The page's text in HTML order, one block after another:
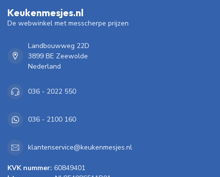
Keukenmesjes.nl
De webwinkel met messcherpe prijzen
Landbouwweg 22D
3899 BE Zeewolde
Nederland
036 - 2022 550
036 - 2100 160
klantenservice@keukenmesjes.nl
KVK nummer: 60849401